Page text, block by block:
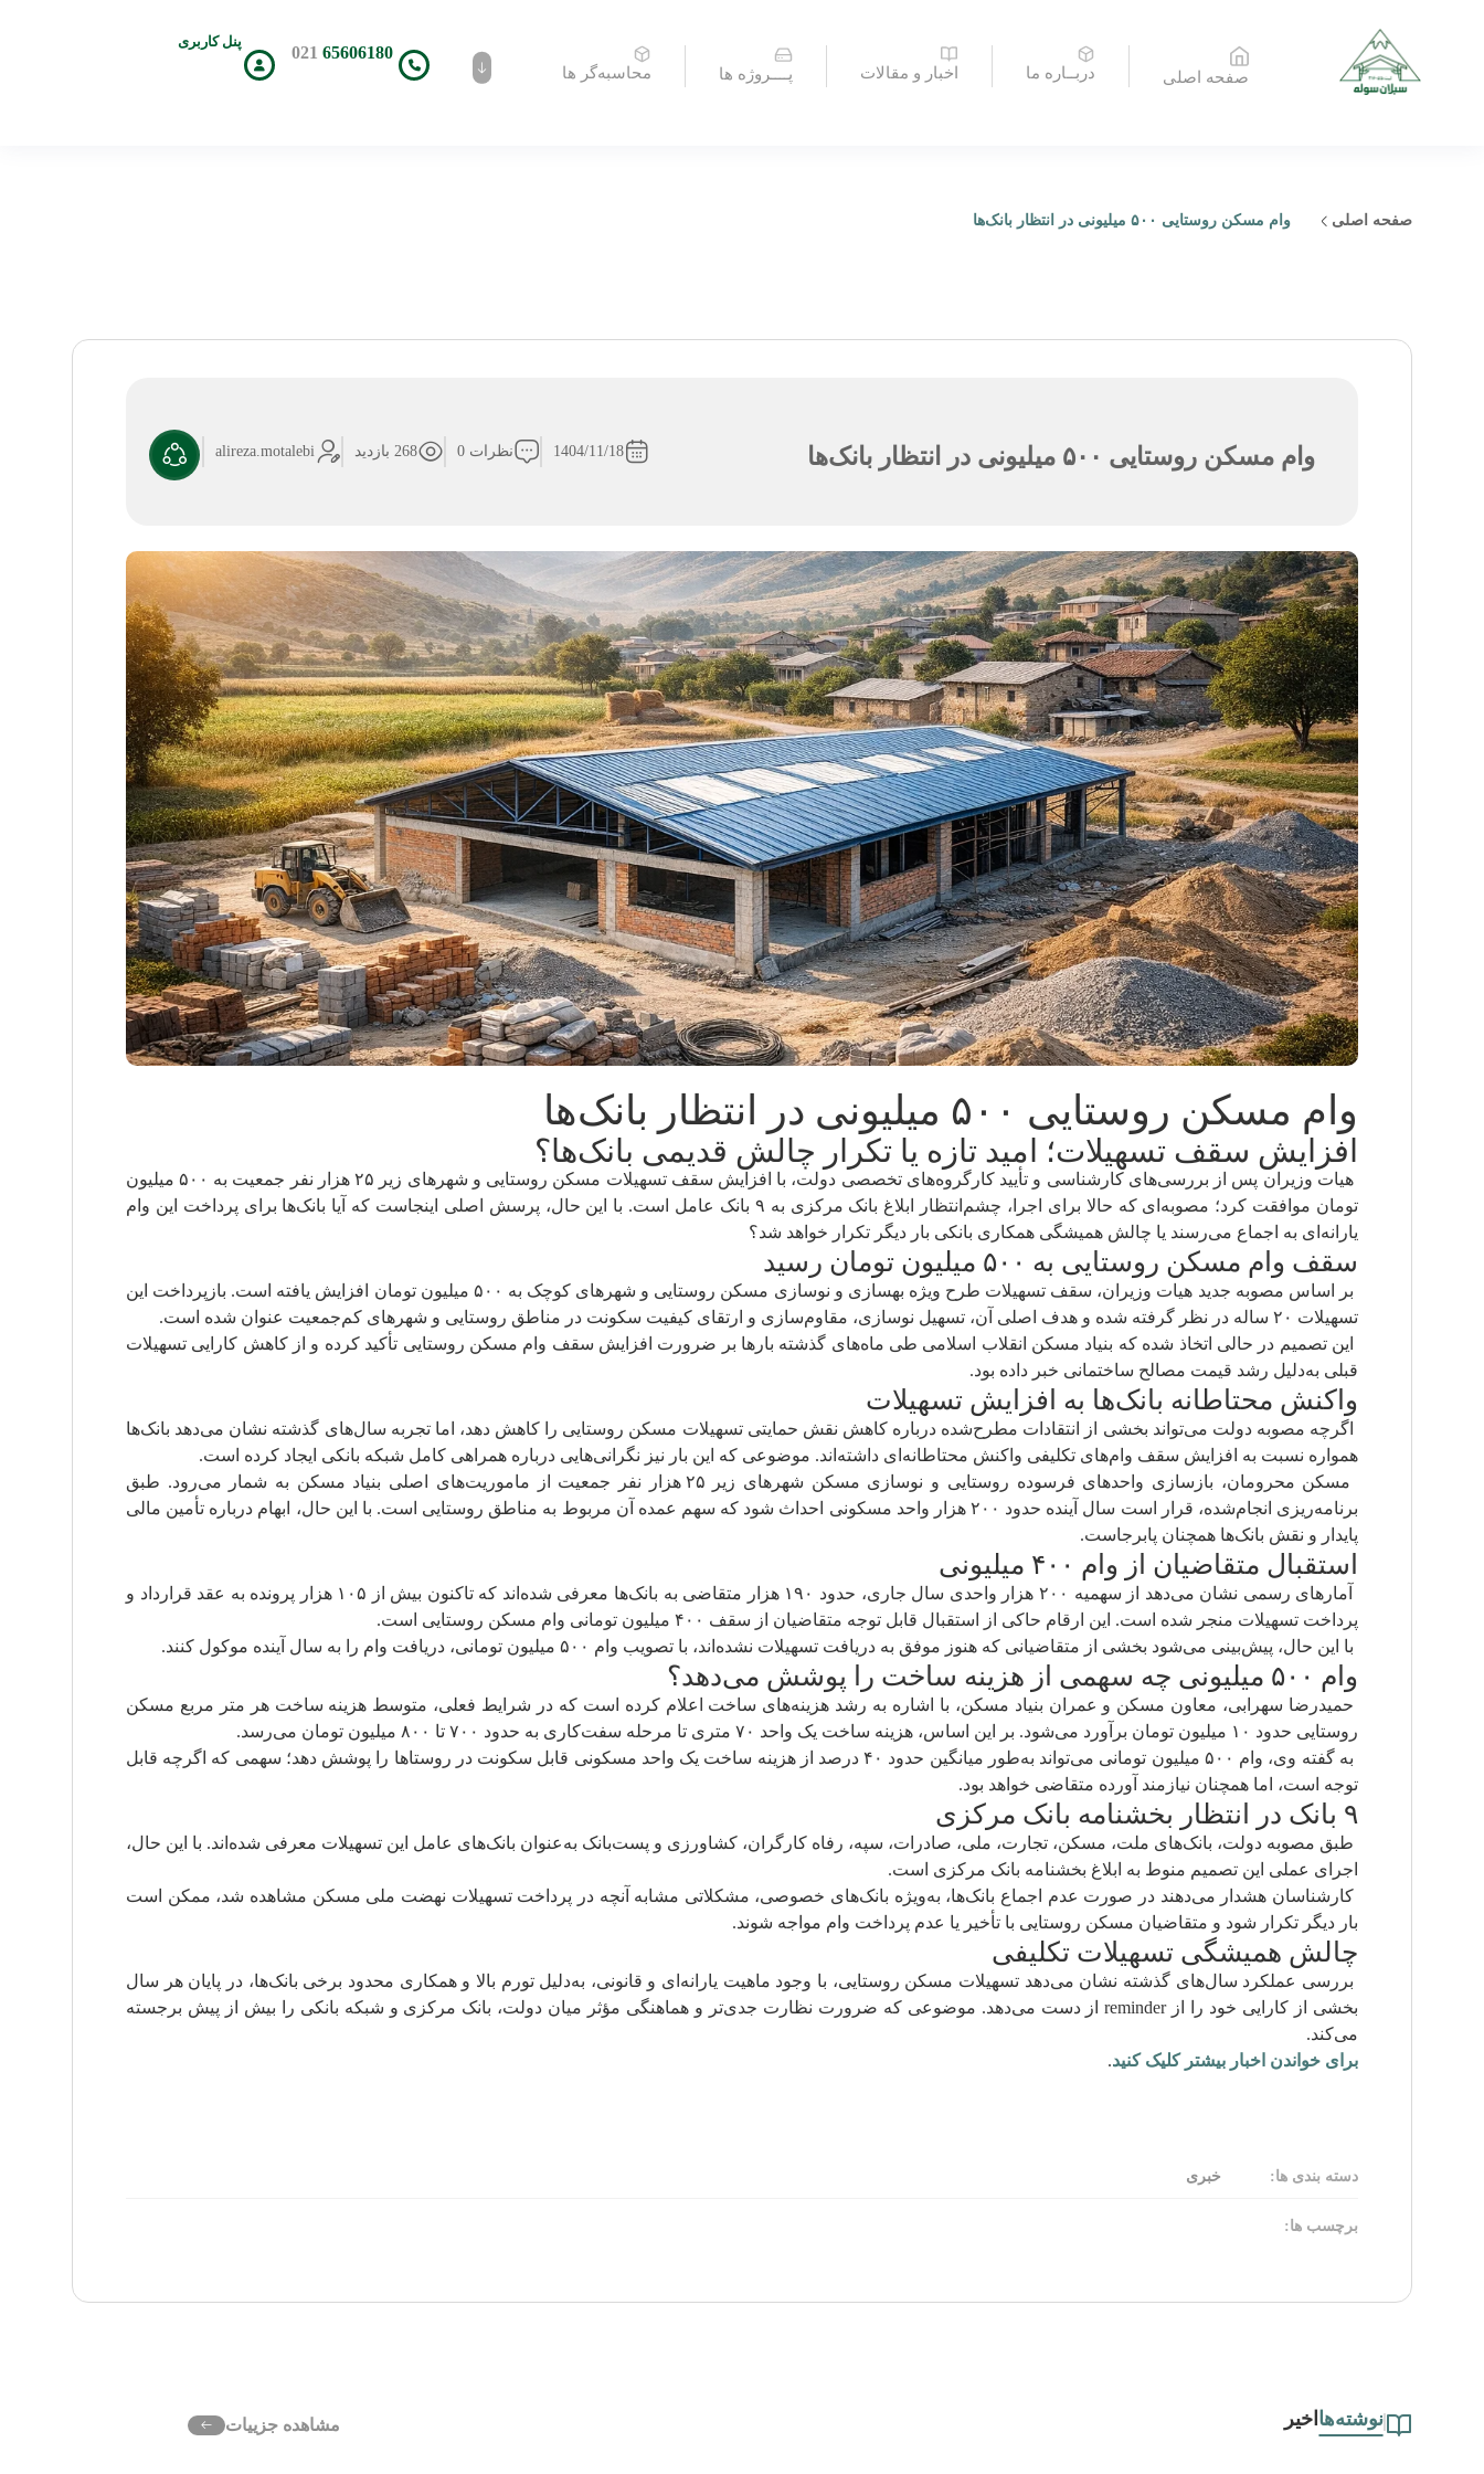
صفحه اصلی دربــاره ما اخبار و مقالات پــــروژه ها محاسبه‌گر ها
65606180
021
پنل کاربری
صفحه اصلی وام مسکن روستایی ۵۰۰ میلیونی در انتظار بانک‌ها
وام مسکن روستایی ۵۰۰ میلیونی در انتظار بانک‌ها 1404/11/18 نظرات 0 268 بازدید alireza.motalebi
وام مسکن روستایی ۵۰۰ میلیونی در انتظار بانک‌ها
افزایش سقف تسهیلات؛ امید تازه یا تکرار چالش قدیمی بانک‌ها؟
هیات وزیران پس از بررسی‌های کارشناسی و تأیید کارگروه‌های تخصصی دولت، با افزایش سقف تسهیلات مسکن روستایی و شهرهای زیر ۲۵ هزار نفر جمعیت به ۵۰۰ میلیون
تومان موافقت کرد؛ مصوبه‌ای که حالا برای اجرا، چشم‌انتظار ابلاغ بانک مرکزی به ۹ بانک عامل است. با این حال، پرسش اصلی اینجاست که آیا بانک‌ها برای پرداخت این وام
یارانه‌ای به اجماع می‌رسند یا چالش همیشگی همکاری بانکی بار دیگر تکرار خواهد شد؟
سقف وام مسکن روستایی به ۵۰۰ میلیون تومان رسید
بر اساس مصوبه جدید هیات وزیران، سقف تسهیلات طرح ویژه بهسازی و نوسازی مسکن روستایی و شهرهای کوچک به ۵۰۰ میلیون تومان افزایش یافته است. بازپرداخت این
تسهیلات ۲۰ ساله در نظر گرفته شده و هدف اصلی آن، تسهیل نوسازی، مقاوم‌سازی و ارتقای کیفیت سکونت در مناطق روستایی و شهرهای کم‌جمعیت عنوان شده است.
این تصمیم در حالی اتخاذ شده که بنیاد مسکن انقلاب اسلامی طی ماه‌های گذشته بارها بر ضرورت افزایش سقف وام مسکن روستایی تأکید کرده و از کاهش کارایی تسهیلات
قبلی به‌دلیل رشد قیمت مصالح ساختمانی خبر داده بود.
واکنش محتاطانه بانک‌ها به افزایش تسهیلات
اگرچه مصوبه دولت می‌تواند بخشی از انتقادات مطرح‌شده درباره کاهش نقش حمایتی تسهیلات مسکن روستایی را کاهش دهد، اما تجربه سال‌های گذشته نشان می‌دهد بانک‌ها
همواره نسبت به افزایش سقف وام‌های تکلیفی واکنش محتاطانه‌ای داشته‌اند. موضوعی که این بار نیز نگرانی‌هایی درباره همراهی کامل شبکه بانکی ایجاد کرده است.
مسکن محرومان، بازسازی واحدهای فرسوده روستایی و نوسازی مسکن شهرهای زیر ۲۵ هزار نفر جمعیت از ماموریت‌های اصلی بنیاد مسکن به شمار می‌رود. طبق
برنامه‌ریزی انجام‌شده، قرار است سال آینده حدود ۲۰۰ هزار واحد مسکونی احداث شود که سهم عمده آن مربوط به مناطق روستایی است. با این حال، ابهام درباره تأمین مالی
پایدار و نقش بانک‌ها همچنان پابرجاست.
استقبال متقاضیان از وام ۴۰۰ میلیونی
آمارهای رسمی نشان می‌دهد از سهمیه ۲۰۰ هزار واحدی سال جاری، حدود ۱۹۰ هزار متقاضی به بانک‌ها معرفی شده‌اند که تاکنون بیش از ۱۰۵ هزار پرونده به عقد قرارداد و
پرداخت تسهیلات منجر شده است. این ارقام حاکی از استقبال قابل توجه متقاضیان از سقف ۴۰۰ میلیون تومانی وام مسکن روستایی است.
با این حال، پیش‌بینی می‌شود بخشی از متقاضیانی که هنوز موفق به دریافت تسهیلات نشده‌اند، با تصویب وام ۵۰۰ میلیون تومانی، دریافت وام را به سال آینده موکول کنند.
وام ۵۰۰ میلیونی چه سهمی از هزینه ساخت را پوشش می‌دهد؟
حمیدرضا سهرابی، معاون مسکن و عمران بنیاد مسکن، با اشاره به رشد هزینه‌های ساخت اعلام کرده است که در شرایط فعلی، متوسط هزینه ساخت هر متر مربع مسکن
روستایی حدود ۱۰ میلیون تومان برآورد می‌شود. بر این اساس، هزینه ساخت یک واحد ۷۰ متری تا مرحله سفت‌کاری به حدود ۷۰۰ تا ۸۰۰ میلیون تومان می‌رسد.
به گفته وی، وام ۵۰۰ میلیون تومانی می‌تواند به‌طور میانگین حدود ۴۰ درصد از هزینه ساخت یک واحد مسکونی قابل سکونت در روستاها را پوشش دهد؛ سهمی که اگرچه قابل
توجه است، اما همچنان نیازمند آورده متقاضی خواهد بود.
۹ بانک در انتظار بخشنامه بانک مرکزی
طبق مصوبه دولت، بانک‌های ملت، مسکن، تجارت، ملی، صادرات، سپه، رفاه کارگران، کشاورزی و پست‌بانک به‌عنوان بانک‌های عامل این تسهیلات معرفی شده‌اند. با این حال،
اجرای عملی این تصمیم منوط به ابلاغ بخشنامه بانک مرکزی است.
کارشناسان هشدار می‌دهند در صورت عدم اجماع بانک‌ها، به‌ویژه بانک‌های خصوصی، مشکلاتی مشابه آنچه در پرداخت تسهیلات نهضت ملی مسکن مشاهده شد، ممکن است
بار دیگر تکرار شود و متقاضیان مسکن روستایی با تأخیر یا عدم پرداخت وام مواجه شوند.
چالش همیشگی تسهیلات تکلیفی
بررسی عملکرد سال‌های گذشته نشان می‌دهد تسهیلات مسکن روستایی، با وجود ماهیت یارانه‌ای و قانونی، به‌دلیل تورم بالا و همکاری محدود برخی بانک‌ها، در پایان هر سال
بخشی از کارایی خود را از reminder از دست می‌دهد. موضوعی که ضرورت نظارت جدی‌تر و هماهنگی مؤثر میان دولت، بانک مرکزی و شبکه بانکی را بیش از پیش برجسته
می‌کند.
برای خواندن اخبار بیشتر کلیک کنید.
دسته بندی ها: خبری
برچسب ها:
نوشته‌ها اخیر مشاهده جزییات